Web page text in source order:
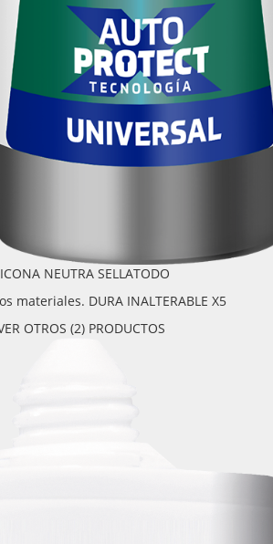
NEUTRA SELLATODO
materiales. DURA INALTERABLE X5
OTROS (2) PRODUCTOS